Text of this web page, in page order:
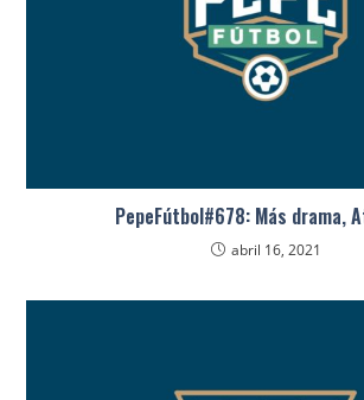
PepeFútbol#678: Más drama,
abril 16, 2021